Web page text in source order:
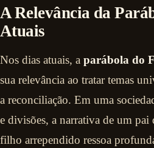
A Relevância da
Atuais
Nos dias atuais, a parábola do
sua relevância ao tratar temas
a reconciliação. Em uma
e divisões, a narrativa de um pai
filho arrependido ressoa